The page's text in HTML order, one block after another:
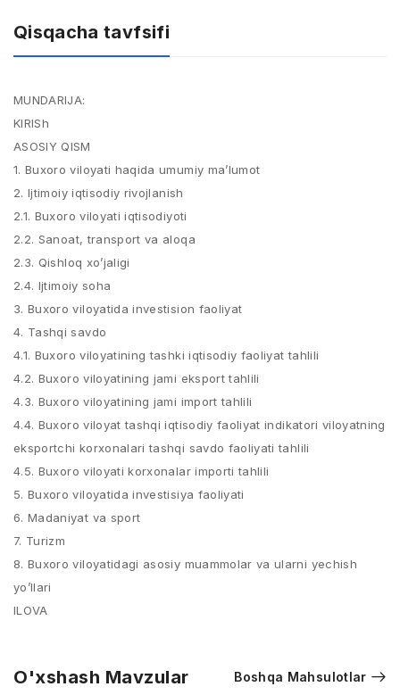
Qisqacha tavfsifi
MUNDARIJA:
KIRISh
ASOSIY QISM
1. Buxoro viloyati haqida umumiy ma’lumot
2. Ijtimoiy iqtisodiy rivojlanish
2.1. Buxoro viloyati iqtisodiyoti
2.2. Sanoat, transport va aloqa
2.3. Qishloq xo’jaligi
2.4. Ijtimoiy soha
3. Buxoro viloyatida investision faoliyat
4. Tashqi savdo
4.1. Buxoro viloyatining tashki iqtisodiy faoliyat tahlili
4.2. Buxoro viloyatining jami eksport tahlili
4.3. Buxoro viloyatining jami import tahlili
4.4. Buxoro viloyat tashqi iqtisodiy faoliyat indikatori viloyatning
eksportchi korxonalari tashqi savdo faoliyati tahlili
4.5. Buxoro viloyati korxonalar importi tahlili
5. Buxoro viloyatida investisiya faoliyati
6. Madaniyat va sport
7. Turizm
8. Buxoro viloyatidagi asosiy muammolar va ularni yechish
yo’llari
ILOVA
O'xshash Mavzular Boshqa Mahsulotlar